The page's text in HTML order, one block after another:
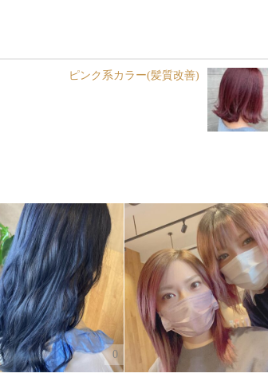
ピンク系カラー(髪質改善)
0